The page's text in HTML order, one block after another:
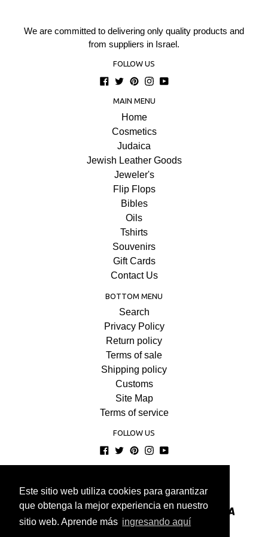
Este sitio web utiliza cookies para garantizar
que obtenga la mejor experiencia en nuestro
sitio web. Aprende más ingresando aquí
Este sitio web utiliza cookies para garantizar
que obtenga la mejor experiencia en nuestro
sitio web. Aprende más ingresando aquí
We are committed to delivering only quality products and
from suppliers in Israel.
FOLLOW US
Facebook
TwitterPinterest
Instagram
YouTube
MAIN MENU
Home
Cosmetics
Judaica
Jewish Leather Goods
Jeweler's
Flip Flops
Bibles
Oils
Tshirts
Souvenirs
Gift Cards
Contact Us
BOTTOM MENU
Search
Privacy Policy
Return policy
Terms of sale
Shipping policy
Customs
Site Map
Terms of service
FOLLOW US
Facebook
TwitterPinterest
Instagram
YouTube